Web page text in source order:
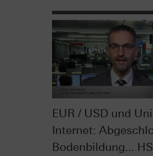
EUR / USD und
Internet:
Bodenbildung...